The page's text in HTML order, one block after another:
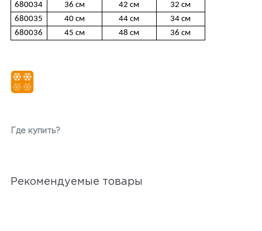
680034
36 см 42 см
32 см
680035
40 см 44 см
34 см
680036
45 см 48 см 36 см
Где купить?
Рекомендуемые товары